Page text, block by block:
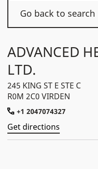
Go back to search
ADVANCED
LTD.
245 KING ST E STE C
R0M 2C0 VIRDEN
+1 2047074327
Get directions